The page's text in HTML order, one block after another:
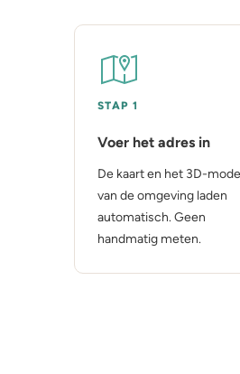
STAP 1
Voer het adres in
De kaart en het 3D-
van de omgeving laden
automatisch. Geen
handmatig meten.